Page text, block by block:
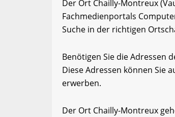
Der Ort Chailly-Montreux
Fachmedienportals
Suche in der richtigen
Benötigen Sie die Adressen
Diese Adressen können Sie
erwerben.
Der Ort Chailly-Montreux